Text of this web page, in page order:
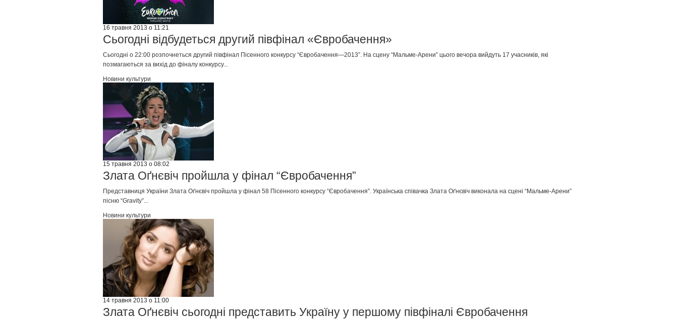
16 травня 2013 о 11:21
Сьогодні відбудеться другий півфінал «Євробачення»
Сьогодні о 22:00 розпочнеться другий півфінал Пісенного конкурсу “Євробачення—2013”. На сцену “Мальме-Арени” цього вечора вийдуть 17 учасників, які
позмагаються за вихід до фіналу конкурсу...
Новини культури
15 травня 2013 о 08:02
Злата Оґнєвіч пройшла у фінал “Євробачення”
Представниця України Злата Оґнєвіч пройшла у фінал 58 Пісенного конкурсу “Євробачення”. Українська співачка Злата Оґнєвіч виконала на сцені “Мальме-Арени”
пісню “Gravity”...
Новини культури
14 травня 2013 о 11:00
Злата Оґнєвіч сьогодні представить Україну у першому півфіналі Євробачення